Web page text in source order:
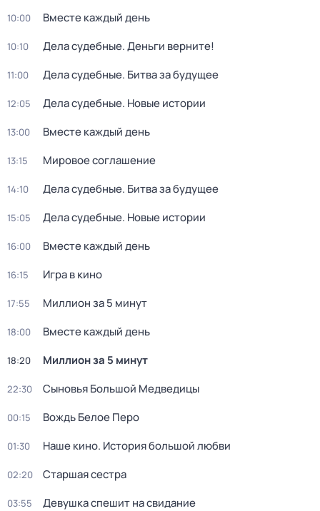
10:00 Вместе каждый день
10:10 Дела судебные. Деньги верните!
11:00 Дeла судебные. Битва за будущеe
12:05 Дела судебные. Новые истории
13:00 Вместе каждый день
13:15 Мировое соглашение
14:10 Дeла судебные. Битва за будущеe
15:05 Дела судебные. Новые истории
16:00 Вместе каждый день
16:15 Игра в кино
17:55 Миллион за 5 минут
18:00 Вместе каждый день
18:20 Миллион за 5 минут
22:30 Сыновья Большой Медведицы
00:15 Вождь Белое Перо
01:30 Нaше кинo. История большой любви
02:20 Старшая сестра
03:55 Девушка спешит на свидание